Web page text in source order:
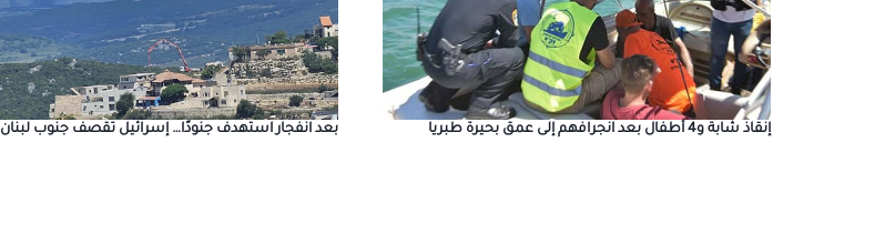
إنقاذ شابة و4 أطفال بعد انجرافهم إلى عمق بحيرة طبريا بعد انفجار استهدف جنودًا… إسرائيل تقصف جنوب لبنان